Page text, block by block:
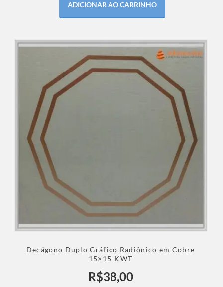
ADICIONAR AO CARRINHO
Decágono Duplo Gráfico Radiônico em Cobre
15×15-KWT
R$38,00